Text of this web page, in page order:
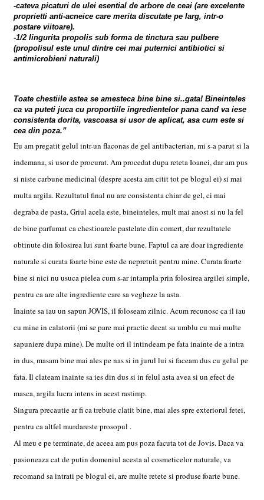
-cateva picaturi de ulei esential de arbore de ceai (are excelente
proprietti anti-acneice care merita discutate pe larg, intr-o
postare viitoare).
-1/2 lingurita propolis sub forma de tinctura sau pulbere
(propolisul este unul dintre cei mai puternici antibiotici si
antimicrobieni naturali)
Toate chestiile astea se amesteca bine bine si..gata! Bineinteles
ca va puteti juca cu proportiile ingredientelor pana cand va iese
consistenta dorita, vascoasa si usor de aplicat, asa cum este si
cea din poza.”
Eu am pregatit gelul intr-un flaconas de gel antibacterian, mi s-a parut si la
indemana, si usor de procurat. Am procedat dupa reteta Ioanei, dar am pus
si niste carbune medicinal (despre acesta am citit tot pe blogul ei) si mai
multa argila. Rezultatul final nu are consistenta chiar de gel, ci mai
degraba de pasta. Griul acela este, bineinteles, mult mai anost si nu la fel
de bine parfumat ca chestioarele pastelate din comert, dar rezultatele
obtinute din folosirea lui sunt foarte bune. Faptul ca are doar ingrediente
naturale si curata foarte bine este de nepretuit pentru mine. Curata foarte
bine si nici nu usuca pielea cum s-ar intampla prin folosirea argilei simple,
pentru ca are alte ingrediente care sa vegheze la asta.
Inainte sa iau un sapun JOVIS, il foloseam zilnic. Acum recunosc ca il iau
cu mine in calatorii (mi se pare mai practic decat sa umblu cu mai multe
sapuniere dupa mine). De multe ori il intindeam pe fata inainte de a intra
in dus, masam bine mai ales pe nas si in jurul lui si faceam dus cu gelul pe
fata. Il clateam inainte sa ies din dus si in felul asta avea si un efect de
masca, argila lucra intens in acest rastimp.
Singura precautie ar fi ca trebuie clatit bine, mai ales spre exteriorul fetei,
pentru ca altfel murdareste prosopul .
Al meu e pe terminate, de aceea am pus poza facuta tot de Jovis. Daca va
pasioneaza cat de putin domeniul acesta al cosmeticelor naturale, va
recomand sa intrati pe blogul ei, are multe retete si produse foarte bune.